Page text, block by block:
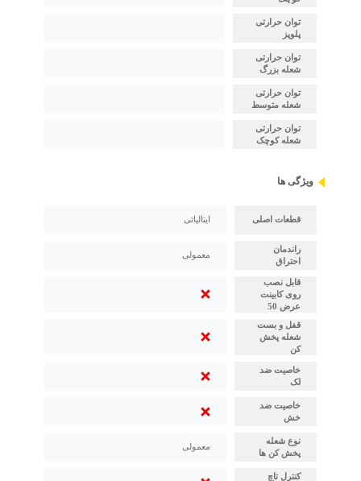
توان حرارتی
پلوپز
توان حرارتی
شعله بزرگ
توان حرارتی
شعله متوسط
توان حرارتی
شعله کوچک
ویژگی ها
قطعات اصلی ایتالیائی
راندمان
احتراق
معمولی
قابل نصب
روی کابینت
عرض 50
قفل و بست
شعله پخش
کن
خاصیت ضد
لک
خاصیت ضد
خش
نوع شعله
پخش کن ها
معمولی
کنترل تاچ